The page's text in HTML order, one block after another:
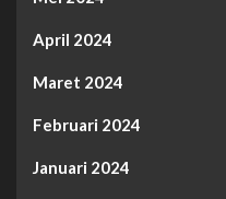
April 2024
Maret 2024
Februari 2024
Januari 2024